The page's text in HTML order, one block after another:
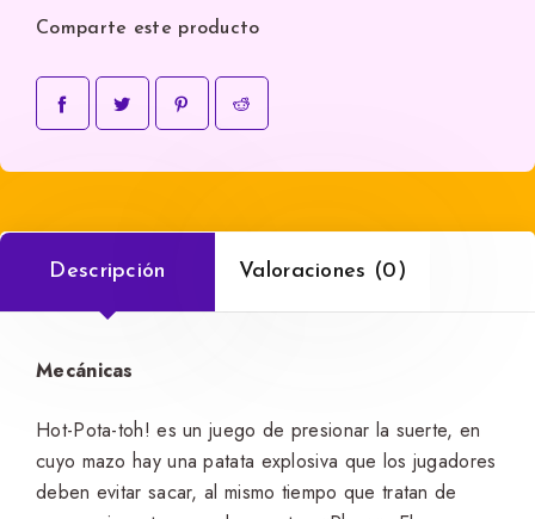
Comparte este producto
Descripción Valoraciones (0)
Mecánicas
Hot-Pota-toh! es un juego de presionar la suerte, en
cuyo mazo hay una patata explosiva que los jugadores
deben evitar sacar, al mismo tiempo que tratan de